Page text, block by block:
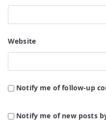
Website
Notify me of follow-up
Notify me of new posts